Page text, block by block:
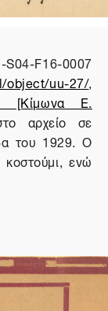
F16-0007
object/uu-27/,
[Κίμωνα Ε.
αρχείο σε
του 1929. Ο
ενώ